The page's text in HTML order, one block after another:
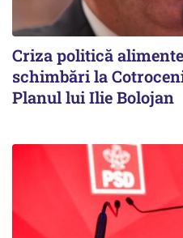
Criza politică
schimbări la
Planul lui Ilie Bolojan